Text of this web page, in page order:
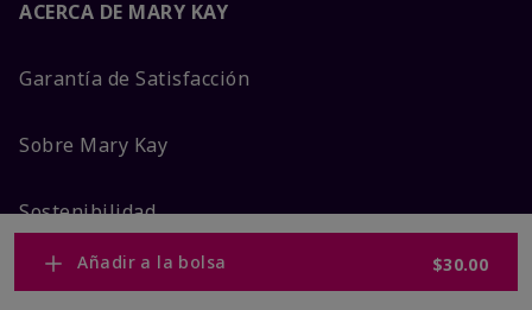
Añadir a la bolsa $30.00
ACERCA DE MARY KAY
Garantía de Satisfacción
Sobre Mary Kay
Sostenibilidad
Promesa De Producto